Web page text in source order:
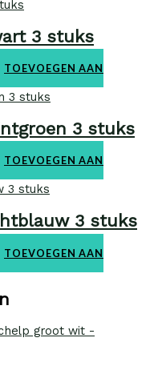
3 stuks
TOEVOEGEN AAN
3 stuks
TOEVOEGEN AAN
3 stuks
TOEVOEGEN AAN